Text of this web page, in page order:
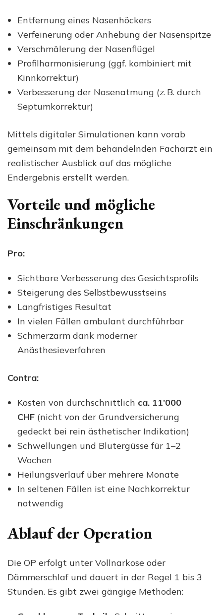
Entfernung eines Nasenhöckers
Verfeinerung oder Anhebung der Nasenspitze
Verschmälerung der Nasenflügel
Profilharmonisierung (ggf. kombiniert mit
Kinnkorrektur)
Verbesserung der Nasenatmung (z. B. durch
Septumkorrektur)
Mittels digitaler Simulationen kann vorab
gemeinsam mit dem behandelnden Facharzt ein
realistischer Ausblick auf das mögliche
Endergebnis erstellt werden.
Vorteile und mögliche
Einschränkungen
Pro:
Sichtbare Verbesserung des Gesichtsprofils
Steigerung des Selbstbewusstseins
Langfristiges Resultat
In vielen Fällen ambulant durchführbar
Schmerzarm dank moderner
Anästhesieverfahren
Contra:
Kosten von durchschnittlich ca. 11’000
CHF (nicht von der Grundversicherung
gedeckt bei rein ästhetischer Indikation)
Schwellungen und Blutergüsse für 1–2
Wochen
Heilungsverlauf über mehrere Monate
In seltenen Fällen ist eine Nachkorrektur
notwendig
Ablauf der Operation
Die OP erfolgt unter Vollnarkose oder
Dämmerschlaf und dauert in der Regel 1 bis 3
Stunden. Es gibt zwei gängige Methoden: